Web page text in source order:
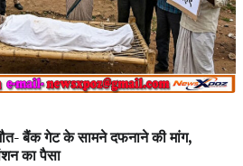
बैंक गेट के सामने दफनाने की मांग,
का पैसा